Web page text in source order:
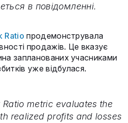
в повідомленні.
Ratio продемонструвала
продажів. Це вказує
запланованих учасниками
уже відбулася.
Ratio metric evaluates the
realized profits and losses